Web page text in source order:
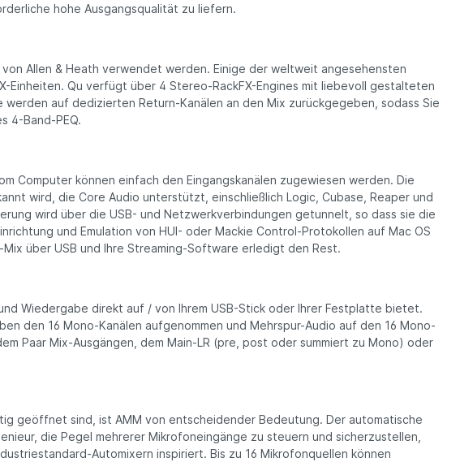
hohe Ausgangsqualität zu liefern.
Allen & Heath verwendet werden. Einige der weltweit angesehen­sten
Einheiten. Qu verfügt über 4 Stereo-RackFX-Engines mit liebevoll gestalteten
auf dedizierten Return-Kanälen an den Mix zurück­gegeben, sodass Sie
4-Band-PEQ.
Computer können einfach den Eingangskanälen zugewiesen werden. Die
wird, die Core Audio unterstützt, einschließlich Logic, Cubase, Reaper und
wird über die USB- und Netzwerkver­bindungen getunnelt, so dass sie die
und Emulation von HUI- oder Mackie Control-Protokollen auf Mac OS
über USB und Ihre Streaming-Software erledigt den Rest.
Wiedergabe direkt auf / von Ihrem USB-Stick oder Ihrer Festplatte bietet.
den 16 Mono-Kanälen aufgenommen und Mehrspur-Audio auf den 16 Mono-
Paar Mix-Ausgängen, dem Main-LR (pre, post oder summiert zu Mono) oder
geöffnet sind, ist AMM von entscheidender Bedeutung. Der auto­matische
die Pegel mehrerer Mikrofoneingänge zu steuern und sicherzustellen,
Automixern inspiriert. Bis zu 16 Mikro­fonquellen können